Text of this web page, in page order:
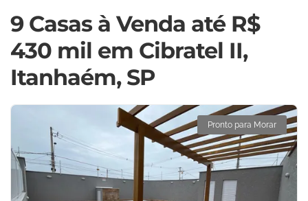
9 Casas à Venda até R$
430 mil em Cibratel II,
Itanhaém, SP
Pronto para Morar